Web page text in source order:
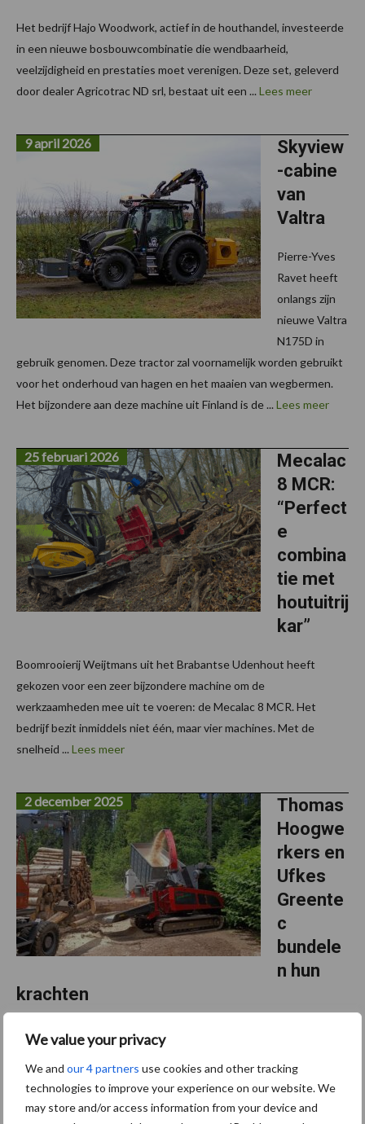
We value your privacy
We and our 4 partners use cookies and other tracking
technologies to improve your experience on our website. We
may store and/or access information from your device and
Het bedrijf Hajo Woodwork, actief in de houthandel, investeerde
in een nieuwe bosbouwcombinatie die wendbaarheid,
veelzijdigheid en prestaties moet verenigen. Deze set, geleverd
door dealer Agricotrac ND srl, bestaat uit een ... Lees meer
Skyview
-cabine
van
Valtra
9 april 2026
Pierre-Yves
Ravet heeft
onlangs zijn
nieuwe Valtra
N175D in
gebruik genomen. Deze tractor zal voornamelijk worden gebruikt
voor het onderhoud van hagen en het maaien van wegbermen.
Het bijzondere aan deze machine uit Finland is de ... Lees meer
Mecalac
8 MCR:
“Perfect
e
combina
tie met
houtuitrij
kar”
25 februari 2026
Boomrooierij Weijtmans uit het Brabantse Udenhout heeft
gekozen voor een zeer bijzondere machine om de
werkzaamheden mee uit te voeren: de Mecalac 8 MCR. Het
bedrijf bezit inmiddels niet één, maar vier machines. Met de
snelheid ... Lees meer
Thomas
Hoogwe
rkers en
Ufkes
Greente
c
bundele
n hun
krachten
2 december 2025
Thomas Hoogwerkers en Ufkes Greentec slaan de handen ineen.
onder de nieuwe naam Thomas & Ufkes BV. Met deze stap
bundelen beide bedrijven hun jarenlange ervaring en ...Lees meer